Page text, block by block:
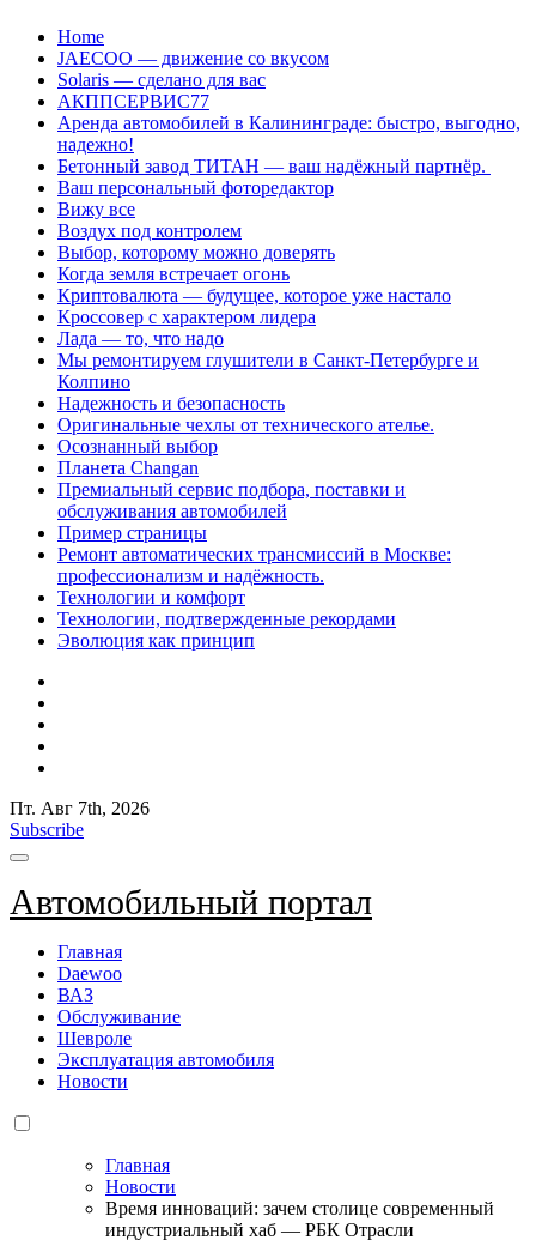
Перейти
содержанию
Home
JAECOO — движение со вкусом
Solaris — сделано для вас
АКППСЕРВИС77
Аренда автомобилей в Калининграде: быстро, выгодно,
надежно!
Бетонный завод ТИТАН — ваш надёжный партнёр.
Ваш персональный фоторедактор
Вижу все
Воздух под контролем
Выбор, которому можно доверять
Когда земля встречает огонь
Криптовалюта — будущее, которое уже настало
Кроссовер с характером лидера
Лада — то, что надо
Мы ремонтируем глушители в Санкт-Петербурге и
Колпино
Надежность и безопасность
Оригинальные чехлы от технического ателье.
Осознанный выбор
Планета Changan
Премиальный сервис подбора, поставки и
обслуживания автомобилей
Пример страницы
Ремонт автоматических трансмиссий в Москве:
профессионализм и надёжность.
Технологии и комфорт
Технологии, подтвержденные рекордами
Эволюция как принцип
Пт. Авг 7th, 2026
Subscribe
Автомобильный портал
Главная
Daewoo
ВАЗ
Обслуживание
Шевроле
Эксплуатация автомобиля
Новости
Главная
Новости
Время инноваций: зачем столице современный
индустриальный хаб — РБК Отрасли